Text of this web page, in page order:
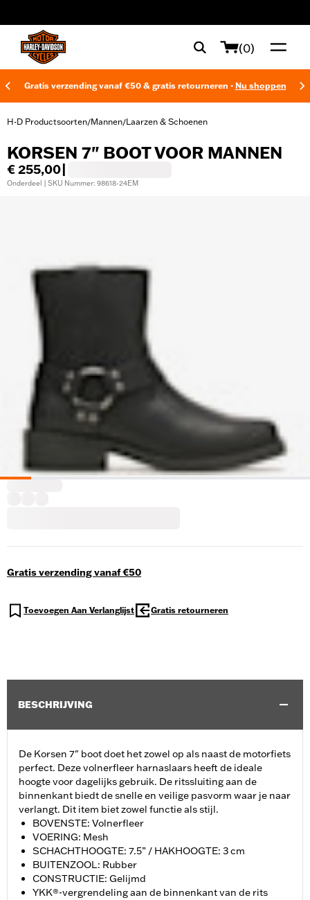
(0)
Gratis verzending vanaf €50 & gratis retourneren - Nu shoppen
H-D Productsoorten/Mannen/Laarzen & Schoenen
KORSEN 7" BOOT VOOR MANNEN
€ 255,00
Onderdeel | SKU Nummer: 98618-24EM
Gratis verzending vanaf €50
Toevoegen Aan Verlanglijst Gratis retourneren
BESCHRIJVING
De Korsen 7" boot doet het zowel op als naast de motorfiets
perfect. Deze volnerfleer harnaslaars heeft de ideale
hoogte voor dagelijks gebruik. De ritssluiting aan de
binnenkant biedt de snelle en veilige pasvorm waar je naar
verlangt. Dit item biet zowel functie als stijl.
BOVENSTE: Volnerfleer
VOERING: Mesh
SCHACHTHOOGTE: 7.5” / HAKHOOGTE: 3 cm
BUITENZOOL: Rubber
CONSTRUCTIE: Gelijmd
YKK®-vergrendeling aan de binnenkant van de rits